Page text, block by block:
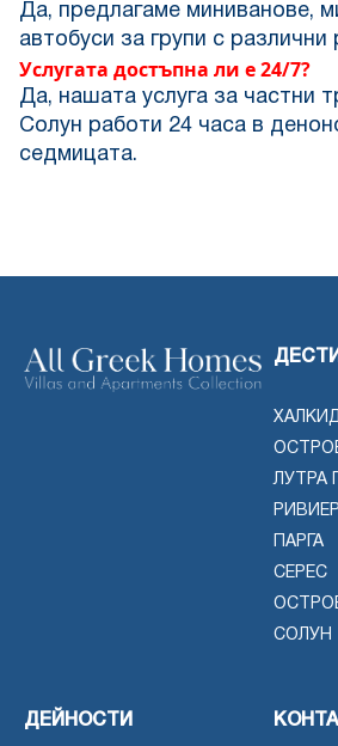
Да, предлагаме миниванове,
автобуси за групи с различни
Услугата достъпна ли е 24/7?
Да, нашата услуга за частни
Солун работи 24 часа в
седмицата.
ЛУТРА
ПАРГА
СЕРЕС
СОЛУН
ДЕЙНОСТИ